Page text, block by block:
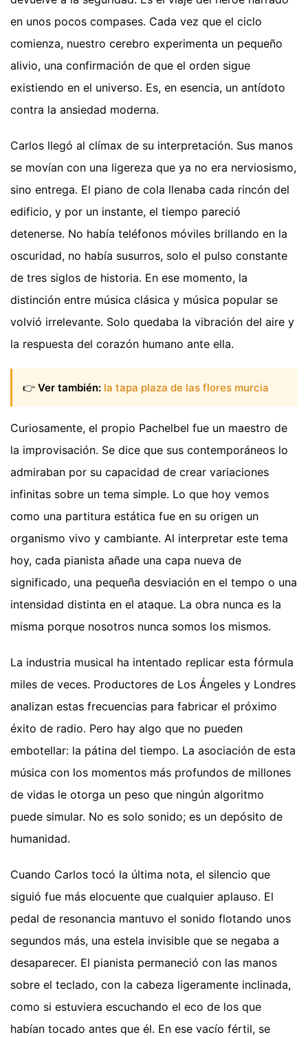
en unos pocos compases. Cada vez que el ciclo
comienza, nuestro cerebro experimenta un pequeño
alivio, una confirmación de que el orden sigue
existiendo en el universo. Es, en esencia, un antídoto
contra la ansiedad moderna.
Carlos llegó al clímax de su interpretación. Sus manos
se movían con una ligereza que ya no era nerviosismo,
sino entrega. El piano de cola llenaba cada rincón del
edificio, y por un instante, el tiempo pareció
detenerse. No había teléfonos móviles brillando en la
oscuridad, no había susurros, solo el pulso constante
de tres siglos de historia. En ese momento, la
distinción entre música clásica y música popular se
volvió irrelevante. Solo quedaba la vibración del aire y
la respuesta del corazón humano ante ella.
👉 Ver también: la tapa plaza de las flores murcia
Curiosamente, el propio Pachelbel fue un maestro de
la improvisación. Se dice que sus contemporáneos lo
admiraban por su capacidad de crear variaciones
infinitas sobre un tema simple. Lo que hoy vemos
como una partitura estática fue en su origen un
organismo vivo y cambiante. Al interpretar este tema
hoy, cada pianista añade una capa nueva de
significado, una pequeña desviación en el tempo o una
intensidad distinta en el ataque. La obra nunca es la
misma porque nosotros nunca somos los mismos.
La industria musical ha intentado replicar esta fórmula
miles de veces. Productores de Los Ángeles y Londres
analizan estas frecuencias para fabricar el próximo
éxito de radio. Pero hay algo que no pueden
embotellar: la pátina del tiempo. La asociación de esta
música con los momentos más profundos de millones
de vidas le otorga un peso que ningún algoritmo
puede simular. No es solo sonido; es un depósito de
humanidad.
Cuando Carlos tocó la última nota, el silencio que
siguió fue más elocuente que cualquier aplauso. El
pedal de resonancia mantuvo el sonido flotando unos
segundos más, una estela invisible que se negaba a
desaparecer. El pianista permaneció con las manos
sobre el teclado, con la cabeza ligeramente inclinada,
como si estuviera escuchando el eco de los que
habían tocado antes que él. En ese vacío fértil, se